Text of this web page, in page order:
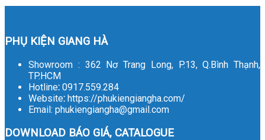
PHỤ KIỆN GIANG HÀ
Showroom : 362 Nơ Trang Long, P.13, Q.Bình Thạnh,
TP.HCM
Hotline: 0917.559.284
Website: https://phukiengiangha.com/
Email: phukiengiangha@gmail.com
DOWNLOAD BÁO GIÁ, CATALOGUE